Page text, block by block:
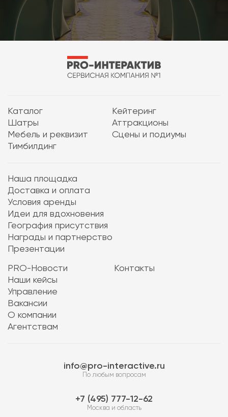
Каталог
Кейтеринг
Шатры
Аттракционы
Мебель и реквизит
Сцены и подиумы
Тимбилдинг
Наша площадка
Доставка и оплата
Условия аренды
Идеи для вдохновения
География присутствия
Награды и партнерство
Презентации
PRO-Новости
Наши кейсы
Управление
Вакансии
О компании
Агентствам
Контакты
info@pro-interactive.ru
По любым вопросам
7 (495) 777-12-62
Москва и область